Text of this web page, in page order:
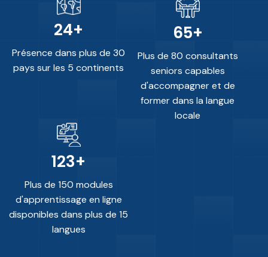
30+
Présence dans plus de 30
pays sur les 5 continents
80+
Plus de 80 consultants
seniors capables
d'accompagner et de
former dans la langue
locale
150+
Plus de 150 modules
d'apprentissage en ligne
disponibles dans plus de 15
langues